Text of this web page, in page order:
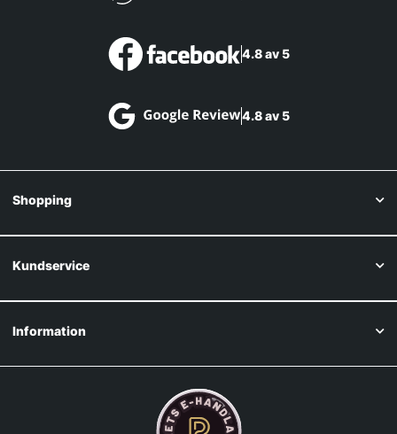
4.8 av 5
4.8 av 5
Shopping
Kundservice
Information